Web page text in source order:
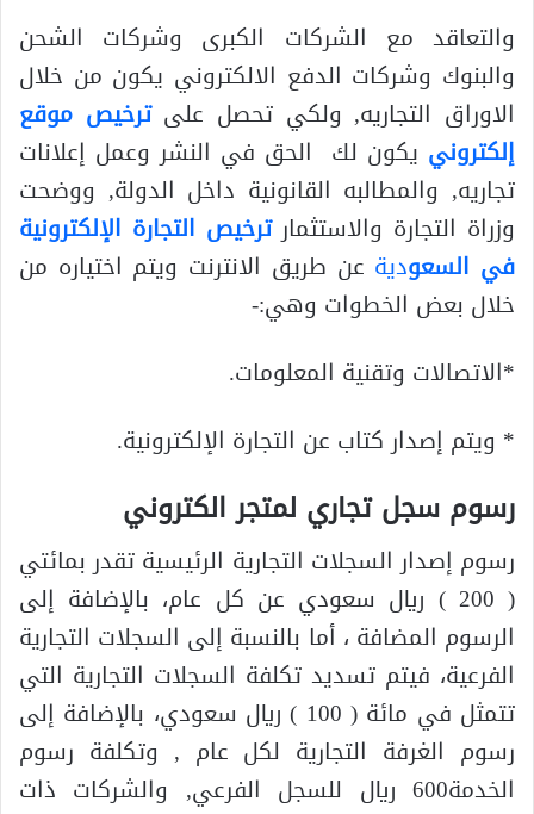
والتعاقد مع الشركات الكبرى وشركات الشحن
والبنوك وشركات الدفع الالكتروني يكون من خلال
الاوراق التجاريه, ولكي تحصل علىترخيص موقع
إلكتروني يكون لك الحق في النشر وعمل إعلانات
تجاريه, والمطالبه القانونية داخل الدولة, ووضحت
وزراة التجارة والاستثمارترخيص التجارة الإلكترونية
في السعودية عن طريق الانترنت ويتم اختياره من
خلال بعض الخطوات وهي:-
*الاتصالات وتقنية المعلومات.
* ويتم إصدار كتاب عن التجارة الإلكترونية.
رسوم سجل تجاري لمتجر الكتروني
رسوم إصدار السجلات التجارية الرئيسية تقدر بمائتي
( 200 ) ريال سعودي عن كل عام، بالإضافة إلى
الرسوم المضافة ، أما بالنسبة إلى السجلات التجارية
الفرعية، فيتم تسديد تكلفة السجلات التجارية التي
تتمثل في مائة ( 100 ) ريال سعودي، بالإضافة إلى
رسوم الغرفة التجارية لكل عام , وتكلفة رسوم
الخدمة600 ريال للسجل الفرعي, والشركات ذات